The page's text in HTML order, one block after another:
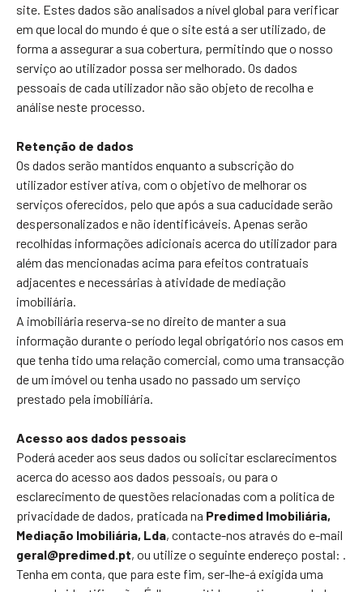
site. Estes dados são analisados a nível global para verificar
em que local do mundo é que o site está a ser utilizado, de
forma a assegurar a sua cobertura, permitindo que o nosso
serviço ao utilizador possa ser melhorado. Os dados
pessoais de cada utilizador não são objeto de recolha e
análise neste processo.
Retenção de dados
Os dados serão mantidos enquanto a subscrição do
utilizador estiver ativa, com o objetivo de melhorar os
serviços oferecidos, pelo que após a sua caducidade serão
despersonalizados e não identificáveis. Apenas serão
recolhidas informações adicionais acerca do utilizador para
além das mencionadas acima para efeitos contratuais
adjacentes e necessárias à atividade de mediação
imobiliária.
A imobiliária reserva-se no direito de manter a sua
informação durante o período legal obrigatório nos casos em
que tenha tido uma relação comercial, como uma transacção
de um imóvel ou tenha usado no passado um serviço
prestado pela imobiliária.
Acesso aos dados pessoais
Poderá aceder aos seus dados ou solicitar esclarecimentos
acerca do acesso aos dados pessoais, ou para o
esclarecimento de questões relacionadas com a política de
privacidade de dados, praticada na Predimed Imobiliária,
Mediação Imobiliária, Lda, contacte-nos através do e-mail
geral@predimed.pt, ou utilize o seguinte endereço postal: .
Tenha em conta, que para este fim, ser-lhe-á exigida uma